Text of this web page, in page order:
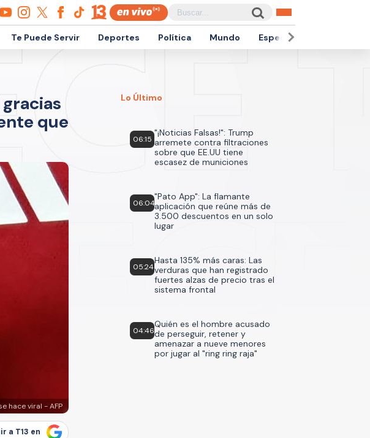
Te Puede Servir Deportes Política Mundo Espectáculos
que
hace viral - AFP
a T13 en
Lo Último
06:15
"¡Noticias Falsas!": Trump
arremete contra filtraciones
sobre que EE.UU tiene
escasez de municiones
06:04
"Pato App": La flamante
aplicación que reúne más de
3.500 descuentos en un solo
lugar
05:24
Hasta 135% más caras: Las
verduras que han registrado
fuertes alzas de precio tras el
sistema frontal
04:46
Quién es el hombre acusado
de perseguir, retener y
amenazar a nueve menores
por jugar al "ring ring raja"